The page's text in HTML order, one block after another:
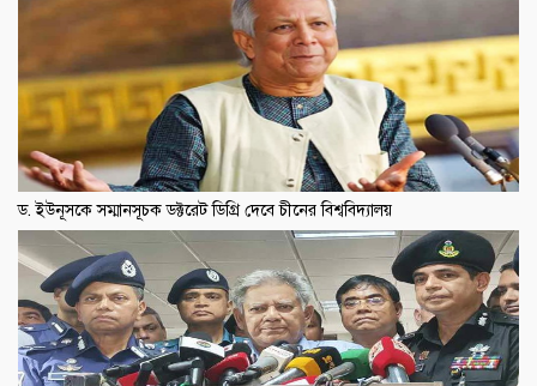
ড. ইউনূসকে সম্মানসূচক ডক্টরেট ডিগ্রি দেবে চীনের বিশ্ববিদ্যালয়